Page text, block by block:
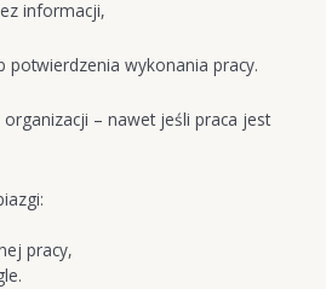
informacji,
potwierdzenia wykonania pracy.
– nawet jeśli praca jest
pracy,